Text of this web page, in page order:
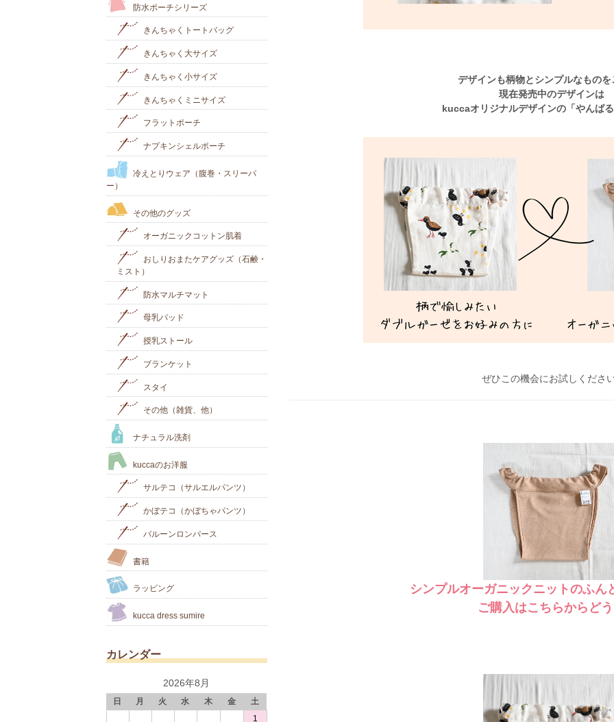
デザインも柄物とシンプルなもの
現在発売中のデザインは
kuccaオリジナルデザインの「やんば
ぜひこの機会にお試しくださ
シンプルオーガニックニットのふん
ご購入はこちらからど
防水ポーチシリーズ
きんちゃくトートバッグ
きんちゃく大サイズ
きんちゃく小サイズ
きんちゃくミニサイズ
フラットポーチ
ナプキンシェルポーチ
冷えとりウェア（腹巻・スリーパ
ー）
その他のグッズ
オーガニックコットン肌着
おしりおまたケアグッズ（石鹸・
ミスト）
防水マルチマット
母乳パッド
授乳ストール
ブランケット
スタイ
その他（雑貨、他）
ナチュラル洗剤
kuccaのお洋服
サルテコ（サルエルパンツ）
かぼテコ（かぼちゃパンツ）
バルーンロンパース
書籍
ラッピング
kucca dress sumire
カレンダー
2026年8月
日 月 火 水 木 金
土
1